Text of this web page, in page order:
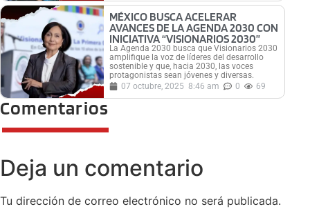
MÉXICO BUSCA ACELERAR
AVANCES DE LA AGENDA 2030 CON
INICIATIVA “VISIONARIOS 2030”
La Agenda 2030 busca que Visionarios 2030
amplifique la voz de líderes del desarrollo
sostenible y que, hacia 2030, las voces
protagonistas sean jóvenes y diversas.
07 octubre, 2025 8:46 am 0 69
Comentarios
Deja un comentario
Tu dirección de correo electrónico no será publicada.